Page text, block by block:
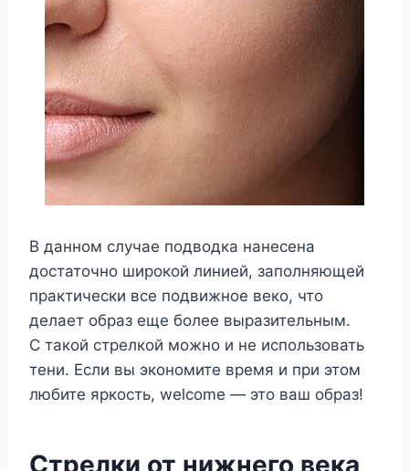
В данном случае подводка нанесена
достаточно широкой линией, заполняющей
практически все подвижное веко, что
делает образ еще более выразительным.
С такой стрелкой можно и не использовать
тени. Если вы экономите время и при этом
любите яркость, welcome — это ваш образ!
Стрелки от нижнего века